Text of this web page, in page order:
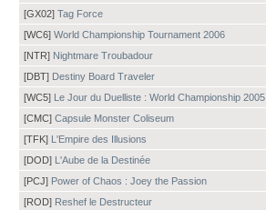
[GX02] Tag Force
[WC6] World Championship Tournament 2006
[NTR] Nightmare Troubadour
[DBT] Destiny Board Traveler
[WC5] Le Jour du Duelliste : World Championship 2005
[CMC] Capsule Monster Coliseum
[TFK] L'Empire des Illusions
[DOD] L'Aube de la Destinée
[PCJ] Power of Chaos : Joey the Passion
[ROD] Reshef le Destructeur